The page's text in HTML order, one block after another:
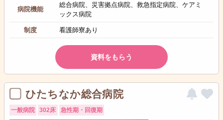
病院機能
総合病院、災害拠点病院、救急指定病院、ケアミ
ックス病院
制度 看護師寮あり
資料をもらう
ひたちなか総合病院
一般病院 302床 急性期・回復期